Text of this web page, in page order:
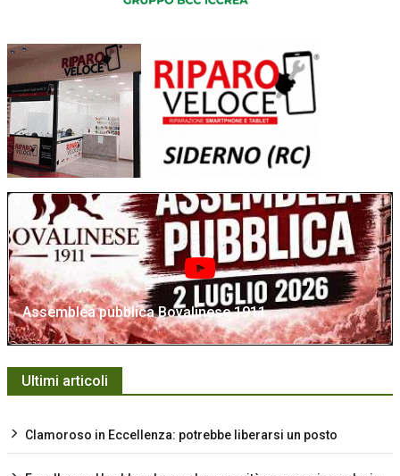
Assemblea pubblica Bovalinese 1911
Ultimi articoli
Clamoroso in Eccellenza: potrebbe liberarsi un posto